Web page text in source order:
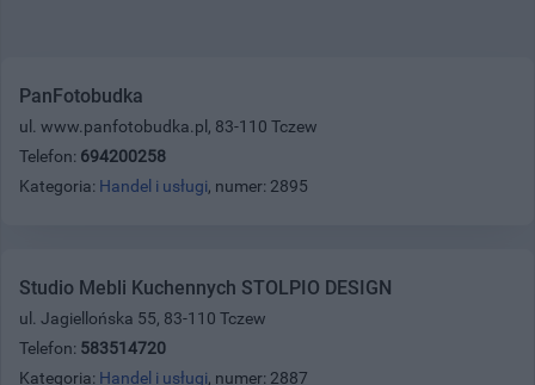
PanFotobudka
ul. www.panfotobudka.pl, 83-110 Tczew
Telefon: 694200258
Kategoria: Handel i usługi, numer: 2895
Studio Mebli Kuchennych STOLPIO DESIGN
ul. Jagiellońska 55, 83-110 Tczew
Telefon: 583514720
Kategoria: Handel i usługi, numer: 2887